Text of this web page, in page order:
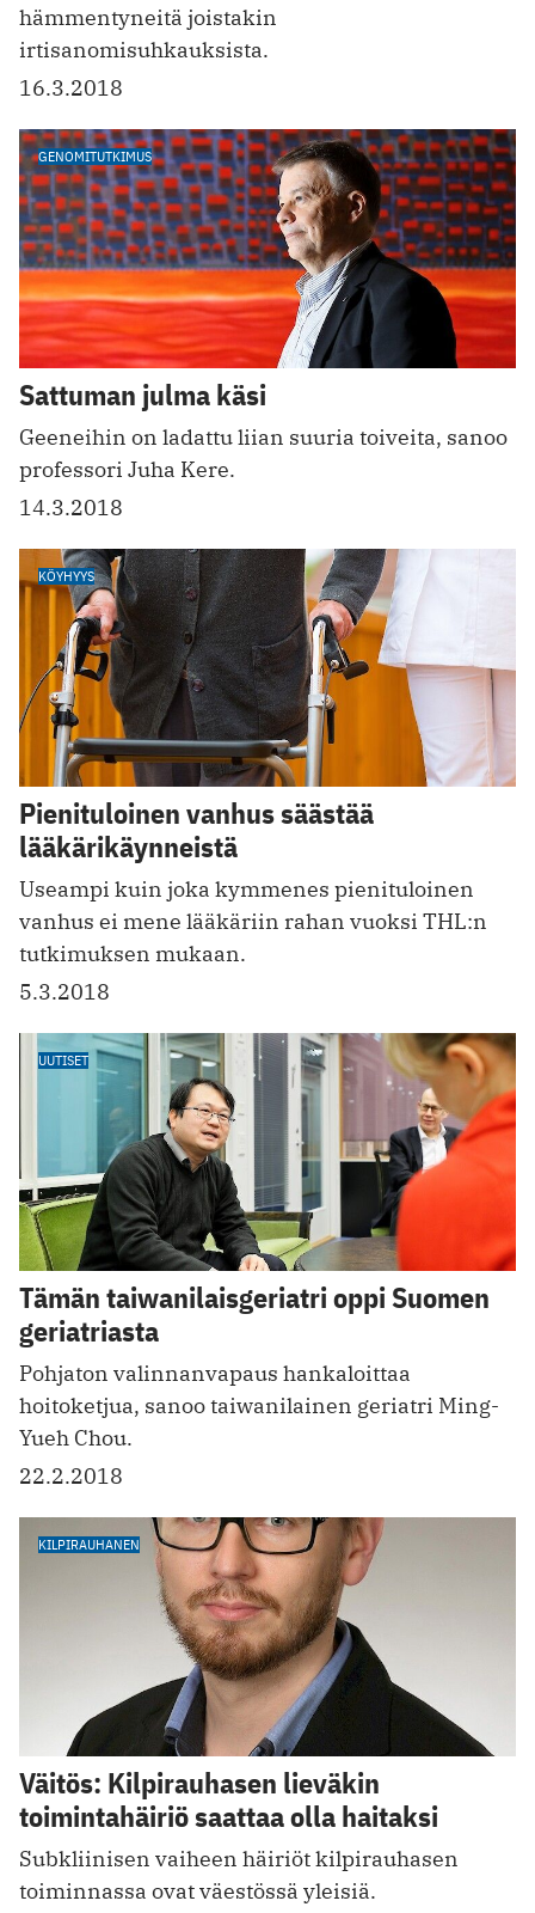
hämmentyneitä joistakin
irtisanomisuhkauksista.
16.3.2018
GENOMITUTKIMUS
Sattuman julma käsi
Geeneihin on ladattu liian suuria toiveita, sanoo
professori Juha Kere.
14.3.2018
KÖYHYYS
Pienituloinen vanhus säästää
lääkärikäynneistä
Useampi kuin joka kymmenes pienituloinen
vanhus ei mene lääkäriin rahan vuoksi THL:n
tutkimuksen mukaan.
5.3.2018
UUTISET
Tämän taiwanilaisgeriatri oppi Suomen
geriatriasta
Pohjaton valinnan­vapaus hankaloittaa
hoitoketjua, sanoo taiwanilainen geriatri Ming-
Yueh Chou.
22.2.2018
KILPIRAUHANEN
Väitös: Kilpirauhasen lieväkin
toimintahäiriö saattaa olla haitaksi
Subkliinisen vaiheen häiriöt kilpirauhasen
toiminnassa ovat väestössä yleisiä.